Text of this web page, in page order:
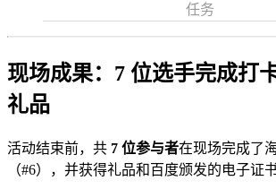
任务
现场成果：7 位选手完成打
礼品
活动结束前，共 7 位参与者在现场完成了
（#6），并获得礼品和百度颁发的电子证书